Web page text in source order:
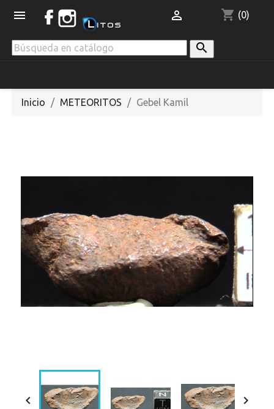
 shopping_cart (0)


Inicio METEORITOS Gebel Kamil
 